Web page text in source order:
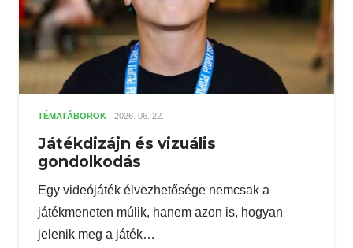
TÉMATÁBOROK 2026. 06. 22.
Játékdizájn és vizuális
gondolkodás
Egy videójáték élvezhetősége nemcsak a
játékmeneten múlik, hanem azon is, hogyan
jelenik meg a játék…